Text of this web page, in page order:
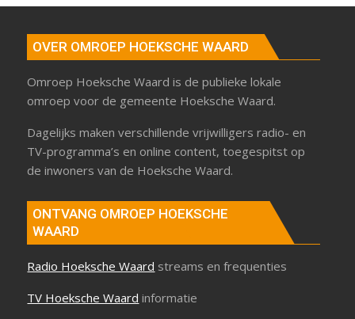
OVER OMROEP HOEKSCHE WAARD
Omroep Hoeksche Waard is de publieke lokale
omroep voor de gemeente Hoeksche Waard.
Dagelijks maken verschillende vrijwilligers radio- en
TV-programma’s en online content, toegespitst op
de inwoners van de Hoeksche Waard.
ONTVANG OMROEP HOEKSCHE
WAARD
Radio Hoeksche Waard streams en frequenties
TV Hoeksche Waard informatie